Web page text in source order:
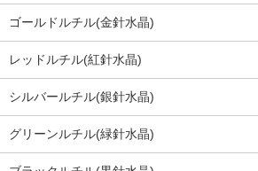
ゴールドルチル(金針水晶)
レッドルチル(紅針水晶)
シルバールチル(銀針水晶)
グリーンルチル(緑針水晶)